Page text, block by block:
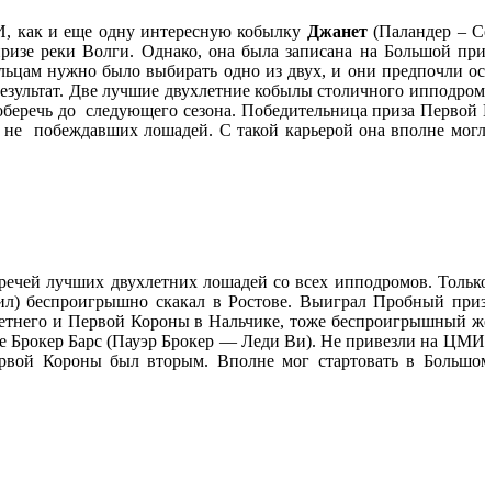
как и еще одну интересную кобылку Джанет(Паландер –
реки Волги. Однако, она была записана на Большой
нужно было выбирать одно из двух, и они предпочли
Две лучшие двухлетние кобылы столичного
до следующего сезона. Победительница приза
побеждавших лошадей. С такой карьерой она вполне
лучших двухлетних лошадей со всех ипподромов.
беспроигрышно скакал в Ростове. Выиграл Пробный
и Первой Короны в Нальчике, тоже беспроигрышный
Брокер Барс (Пауэр Брокер — Леди Ви). Не привезли на
Короны был вторым. Вполне мог стартовать в